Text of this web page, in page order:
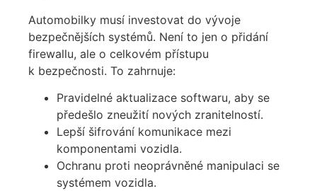
Automobilky musí investovat do vývoje
bezpečnějších systémů. Není to jen o přidání
firewallu, ale o celkovém přístupu
k bezpečnosti. To zahrnuje:
Pravidelné aktualizace softwaru, aby se
předešlo zneužití nových zranitelností.
Lepší šifrování komunikace mezi
komponentami vozidla.
Ochranu proti neoprávněné manipulaci se
systémem vozidla.